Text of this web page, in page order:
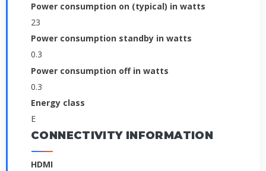
Power consumption on (typical) in watts
23
Power consumption standby in watts
0.3
Power consumption off in watts
0.3
Energy class
E
CONNECTIVITY INFORMATION
HDMI